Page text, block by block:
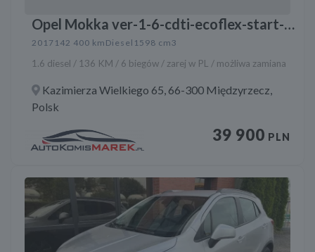
Opel Mokka ver-1-6-cdti-ecoflex-start-
stop-edition
2017 142 400 km Diesel 1598 cm3
1.6 diesel / 136 KM / 6 biegów / zarej w PL / możliwa zamiana
Kazimierza Wielkiego 65, 66-300 Międzyrzecz,
Polsk
39 900 PLN